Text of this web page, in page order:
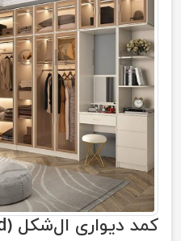
کمد دیواری ال‌شکل (L-Shaped)